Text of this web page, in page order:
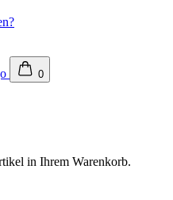
0
in Ihrem Warenkorb.